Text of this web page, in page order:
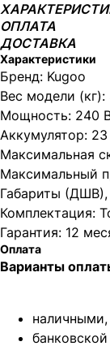
ОПЛАТА
ДОСТАВКА
Характеристики
Бренд: Kugoo
Вес модели (кг):
Мощность: 240
Аккумулятор:
Максимальная
Максимальный
Габариты
Комплектация:
Гарантия: 12
Оплата
Варианты
наличными,